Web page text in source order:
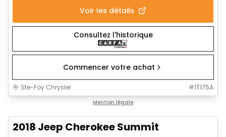
Voir les détails
Consultez l'historique
Commencer votre achat
Ste-Foy Chrysler #1T175A
Mention légale
2018 Jeep Cherokee Summit